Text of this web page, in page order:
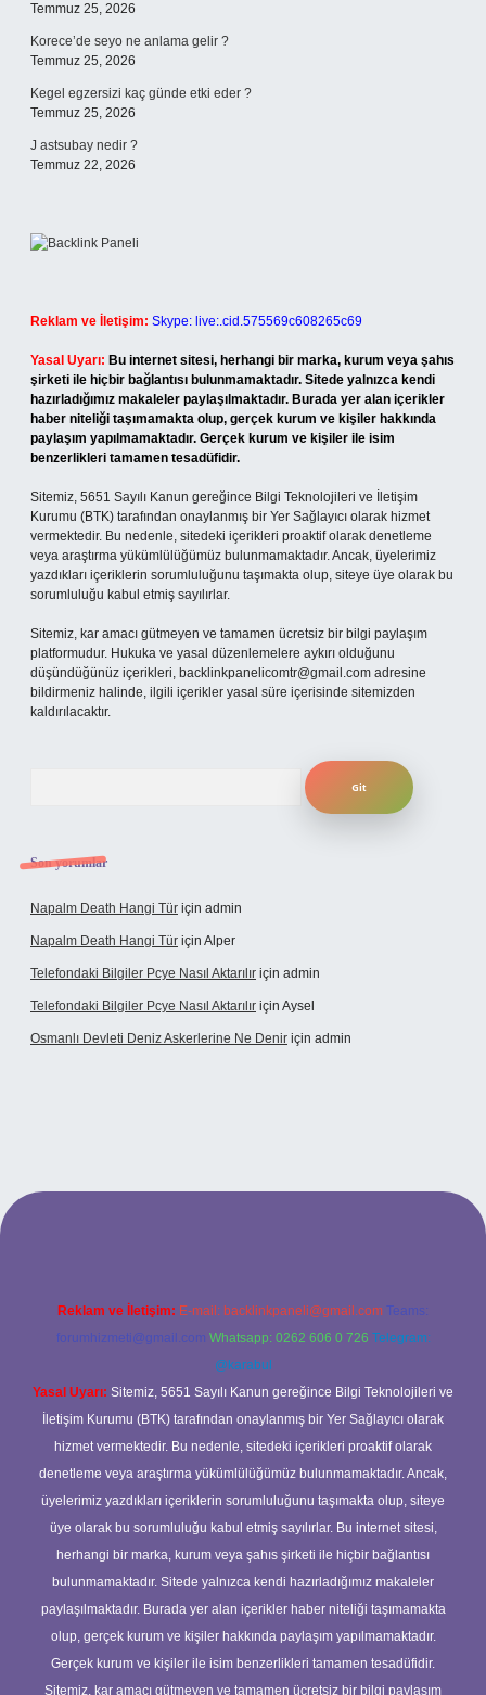
Temmuz 25, 2026
Korece’de seyo ne anlama gelir ?
Temmuz 25, 2026
Kegel egzersizi kaç günde etki eder ?
Temmuz 25, 2026
J astsubay nedir ?
Temmuz 22, 2026
Reklam ve İletişim: Skype: live:.cid.575569c608265c69
Yasal Uyarı: Bu internet sitesi, herhangi bir marka, kurum veya şahıs
şirketi ile hiçbir bağlantısı bulunmamaktadır. Sitede yalnızca kendi
hazırladığımız makaleler paylaşılmaktadır. Burada yer alan içerikler
haber niteliği taşımamakta olup, gerçek kurum ve kişiler hakkında
paylaşım yapılmamaktadır. Gerçek kurum ve kişiler ile isim
benzerlikleri tamamen tesadüfidir.
Sitemiz, 5651 Sayılı Kanun gereğince Bilgi Teknolojileri ve İletişim
Kurumu (BTK) tarafından onaylanmış bir Yer Sağlayıcı olarak hizmet
vermektedir. Bu nedenle, sitedeki içerikleri proaktif olarak denetleme
veya araştırma yükümlülüğümüz bulunmamaktadır. Ancak, üyelerimiz
yazdıkları içeriklerin sorumluluğunu taşımakta olup, siteye üye olarak bu
sorumluluğu kabul etmiş sayılırlar.
Sitemiz, kar amacı gütmeyen ve tamamen ücretsiz bir bilgi paylaşım
platformudur. Hukuka ve yasal düzenlemelere aykırı olduğunu
düşündüğünüz içerikleri, backlinkpanelicomtr@gmail.com adresine
bildirmeniz halinde, ilgili içerikler yasal süre içerisinde sitemizden
kaldırılacaktır.
Son yorumlar
Napalm Death Hangi Tür için admin
Napalm Death Hangi Tür için Alper
Telefondaki Bilgiler Pcye Nasıl Aktarılır için admin
Telefondaki Bilgiler Pcye Nasıl Aktarılır için Aysel
Osmanlı Devleti Deniz Askerlerine Ne Denir için admin
giriş
Reklam ve İletişim: E-mail: backlinkpaneli@gmail.com Teams:
forumhizmeti@gmail.com Whatsapp: 0262 606 0 726 Telegram:
@karabul
Yasal Uyarı: Sitemiz, 5651 Sayılı Kanun gereğince Bilgi Teknolojileri ve
İletişim Kurumu (BTK) tarafından onaylanmış bir Yer Sağlayıcı olarak
hizmet vermektedir. Bu nedenle, sitedeki içerikleri proaktif olarak
denetleme veya araştırma yükümlülüğümüz bulunmamaktadır. Ancak,
üyelerimiz yazdıkları içeriklerin sorumluluğunu taşımakta olup, siteye
üye olarak bu sorumluluğu kabul etmiş sayılırlar. Bu internet sitesi,
herhangi bir marka, kurum veya şahıs şirketi ile hiçbir bağlantısı
bulunmamaktadır. Sitede yalnızca kendi hazırladığımız makaleler
paylaşılmaktadır. Burada yer alan içerikler haber niteliği taşımamakta
olup, gerçek kurum ve kişiler hakkında paylaşım yapılmamaktadır.
Gerçek kurum ve kişiler ile isim benzerlikleri tamamen tesadüfidir.
Sitemiz, kar amacı gütmeyen ve tamamen ücretsiz bir bilgi paylaşım